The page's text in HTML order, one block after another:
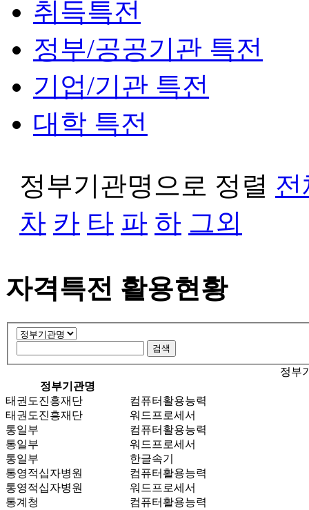
취득특전
정부/공공기관 특전
기업/기관 특전
대학 특전
정부기관명으로 정렬 전
차 카 타 파 하 그외
자격특전 활용현황
정부
정부기관명
태권도진흥재단
컴퓨터활용능력
태권도진흥재단
워드프로세서
통일부
컴퓨터활용능력
통일부
워드프로세서
통일부
한글속기
통영적십자병원
컴퓨터활용능력
통영적십자병원
워드프로세서
통계청
컴퓨터활용능력